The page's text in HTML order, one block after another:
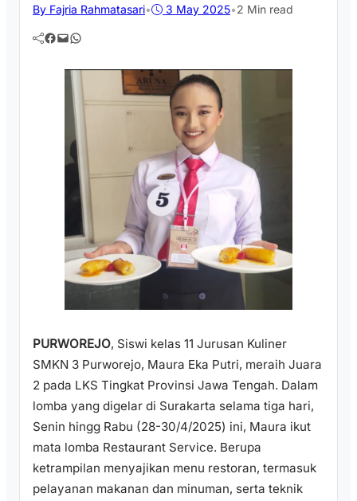
By Fajria Rahmatasari• 3 May 2025•2 Min read
Facebook Mail WhatsApp
PURWOREJO, Siswi kelas 11 Jurusan Kuliner
SMKN 3 Purworejo, Maura Eka Putri, meraih Juara
2 pada LKS Tingkat Provinsi Jawa Tengah. Dalam
lomba yang digelar di Surakarta selama tiga hari,
Senin hingg Rabu (28-30/4/2025) ini, Maura ikut
mata lomba Restaurant Service. Berupa
ketrampilan menyajikan menu restoran, termasuk
pelayanan makanan dan minuman, serta teknik